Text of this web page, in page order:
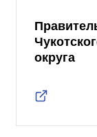
округа